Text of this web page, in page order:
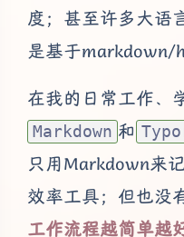
度；甚至许多大语
是基于markdown/
在我的日常工作、
Markdown 和
只用Markdown来
效率工具；但也没
工作流程越简单越